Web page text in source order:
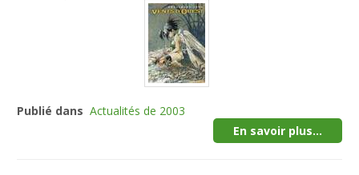
Publié dans Actualités de 2003
En savoir plus...